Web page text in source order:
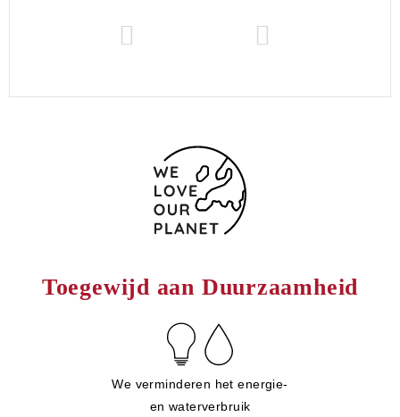
Toegewijd aan Duurzaamheid
We verminderen het energie-
en waterverbruik